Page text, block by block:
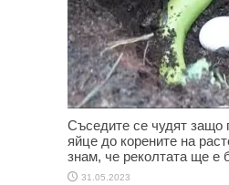
Съседите се чудят защо
яйце до корените на
знам, че реколтата ще е
31.05.2023